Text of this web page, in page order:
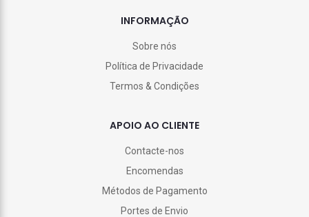
INFORMAÇÃO
Sobre nós
Política de Privacidade
Termos & Condições
APOIO AO CLIENTE
Contacte-nos
Encomendas
Métodos de Pagamento
Portes de Envio